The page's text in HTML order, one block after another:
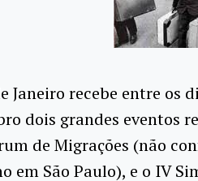
Janeiro recebe entre os
dois grandes eventos
de Migrações (não
em São Paulo), e o IV